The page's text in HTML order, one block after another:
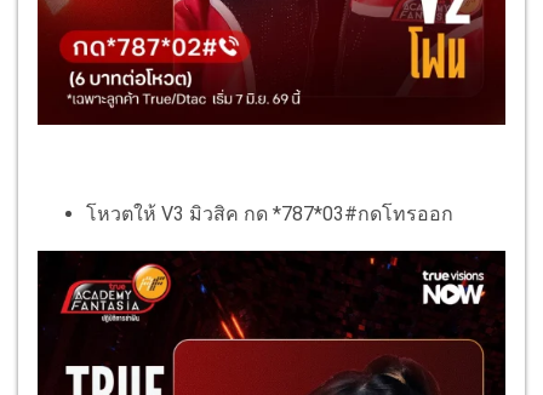
โหวตให้ V3 มิวสิค กด *787*03#กดโทรออก